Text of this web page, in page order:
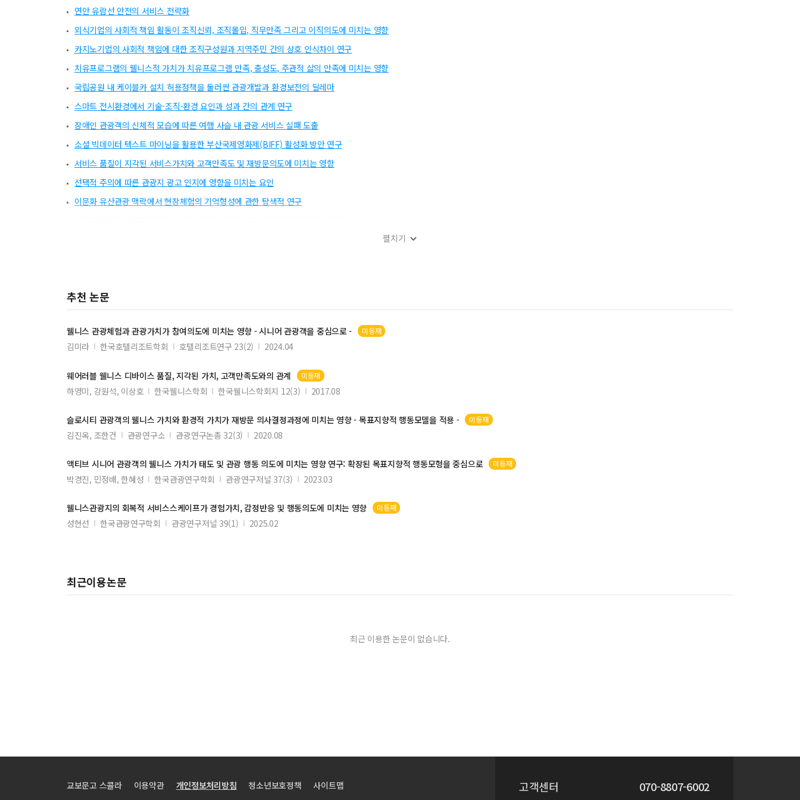
연안 유람선 안전의 서비스 전략화
외식기업의 사회적 책임 활동이 조직신뢰, 조직몰입, 직무만족 그리고 이직의도에 미치는 영향
카지노기업의 사회적 책임에 대한 조직구성원과 지역주민 간의 상호 인식차이 연구
치유프로그램의 웰니스적 가치가 치유프로그램 만족, 충성도, 주관적 삶의 만족에 미치는 영향
국립공원 내 케이블카 설치 허용정책을 둘러싼 관광개발과 환경보전의 딜레마
스마트 전시환경에서 기술-조직-환경 요인과 성과 간의 관계 연구
장애인 관광객의 신체적 모습에 따른 여행 사슬 내 관광 서비스 실패 도출
소셜 빅데이터 텍스트 마이닝을 활용한 부산국제영화제(BIFF) 활성화 방안 연구
서비스 품질이 지각된 서비스가치와 고객만족도 및 재방문의도에 미치는 영향
선택적 주의에 따른 관광지 광고 인지에 영향을 미치는 요인
이문화 유산관광 맥락에서 현장체험의 기억형성에 관한 탐색적 연구
펼치기
추천 논문
웰니스 관광체험과 관광가치가 참여의도에 미치는 영향 - 시니어 관광객을 중심으로 - 미등재
김미라 한국호텔리조트학회 호텔리조트연구 23(2) 2024.04
웨어러블 웰니스 디바이스 품질, 지각된 가치, 고객만족도와의 관계 미등재
하영미, 강원석, 이상호 한국웰니스학회 한국웰니스학회지 12(3) 2017.08
슬로시티 관광객의웰니스 가치와 환경적 가치가 재방문 의사결정과정에 미치는 영향 - 목표지향적 행동모델을 적용 - 미등재
김진옥, 조한건 관광연구소 관광연구논총 32(3) 2020.08
액티브 시니어 관광객의웰니스 가치가 태도 및 관광 행동 의도에 미치는 영향 연구: 확장된 목표지향적 행동모형을 중심으로 미등재
박경진, 민정배, 한혜성 한국관광연구학회 관광연구저널 37(3) 2023.03
웰니스관광지의 회복적 서비스스케이프가 경험가치, 감정반응 및 행동의도에 미치는 영향 미등재
성현선 한국관광연구학회 관광연구저널 39(1) 2025.02
최근이용논문
최근 이용한 논문이 없습니다.
교보문고 스콜라 이용약관 개인정보처리방침 청소년보호정책
사이트맵
고객센터 070-8807-6002